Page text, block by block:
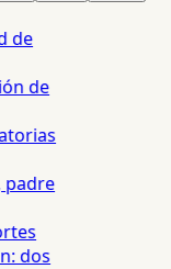
de
de
padre
dos